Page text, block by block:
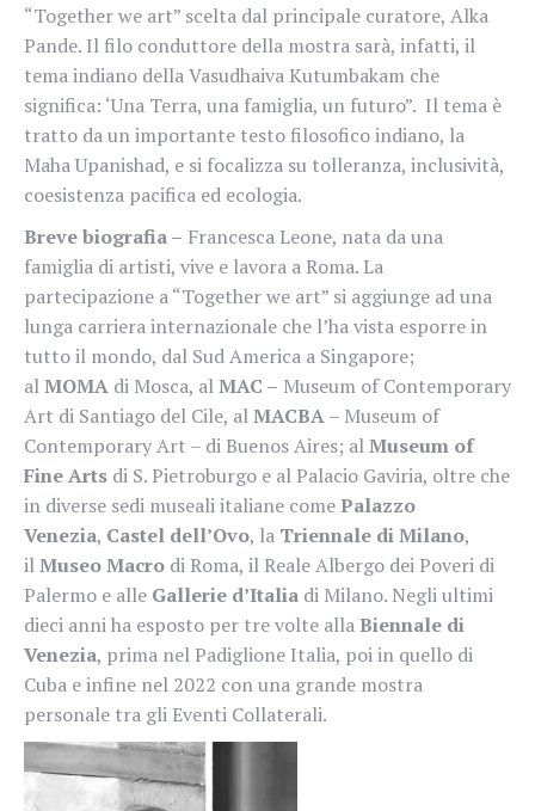
“Together we art” scelta dal principale curatore, Alka
Pande. Il filo conduttore della mostra sarà, infatti, il
tema indiano della Vasudhaiva Kutumbakam che
significa: ‘Una Terra, una famiglia, un futuro”. Il tema è
tratto da un importante testo filosofico indiano, la
Maha Upanishad, e si focalizza su tolleranza, inclusività,
coesistenza pacifica ed ecologia.
Breve biografia – Francesca Leone, nata da una
famiglia di artisti, vive e lavora a Roma. La
partecipazione a “Together we art” si aggiunge ad una
lunga carriera internazionale che l’ha vista esporre in
tutto il mondo, dal Sud America a Singapore;
alMOMA di Mosca, alMAC – Museum of Contemporary
Art di Santiago del Cile, alMACBA– Museum of
Contemporary Art – di Buenos Aires; alMuseum of
Fine Arts di S. Pietroburgo e al Palacio Gaviria, oltre che
in diverse sedi museali italiane comePalazzo
Venezia, Castel dell’Ovo, la Triennale di Milano,
ilMuseo Macro di Roma, il Reale Albergo dei Poveri di
Palermo e alle Gallerie d’Italia di Milano. Negli ultimi
dieci anni ha esposto per tre volte allaBiennale di
Venezia, prima nel Padiglione Italia, poi in quello di
Cuba e infine nel 2022 con una grande mostra
personale tra gli Eventi Collaterali.